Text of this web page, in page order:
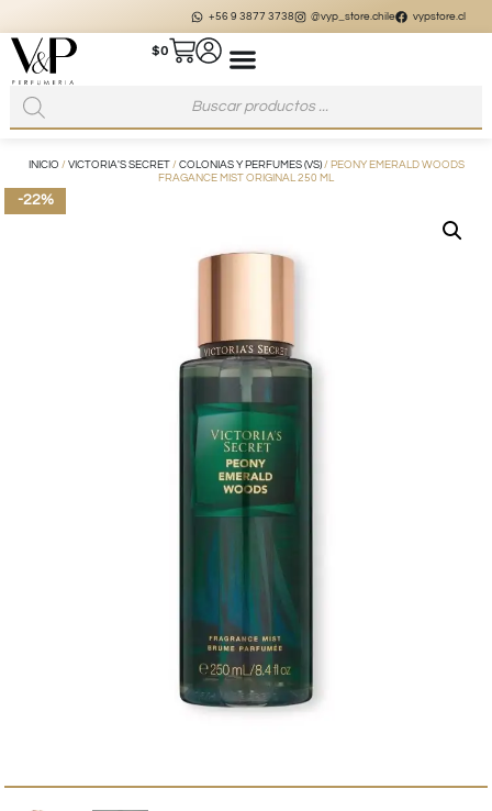
+56 9 3877 3738 @vyp_store.chile vypstore.cl
$0
INICIO / VICTORIA'S SECRET/ COLONIAS Y PERFUMES (VS)/ PEONY EMERALD WOODS
FRAGANCE MIST ORIGINAL 250 ML
-22%